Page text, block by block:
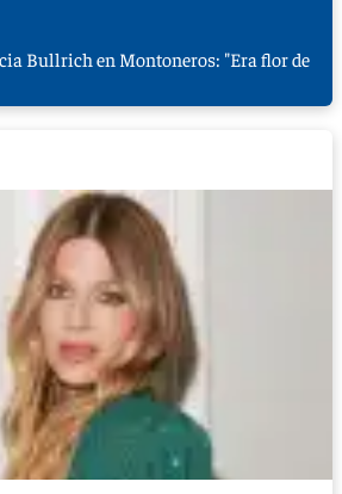
Bullrich en Montoneros: "Era flor de